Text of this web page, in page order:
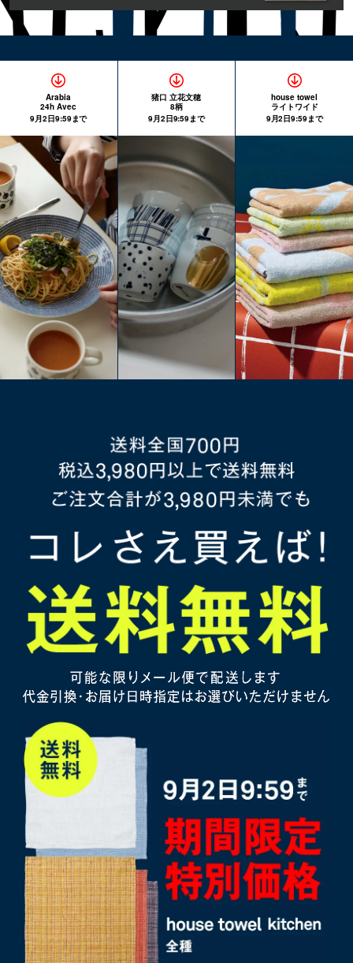
Arabia
24h Avec
9月2日9:59まで
猪口 立花文穂
8柄
9月2日9:59まで
house towel
ライトワイド
9月2日9:59まで